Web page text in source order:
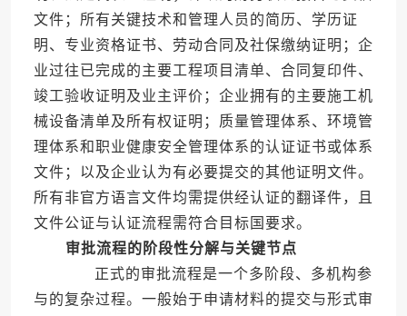
文件；所有关键技术和管理人员的简历、学历证
明、专业资格证书、劳动合同及社保缴纳证明；企
业过往已完成的主要工程项目清单、合同复印件、
竣工验收证明及业主评价；企业拥有的主要施工机
械设备清单及所有权证明；质量管理体系、环境管
理体系和职业健康安全管理体系的认证证书或体系
文件；以及企业认为有必要提交的其他证明文件。
所有非官方语言文件均需提供经认证的翻译件，且
文件公证与认证流程需符合目标国要求。
审批流程的阶段性分解与关键节点
正式的审批流程是一个多阶段、多机构参
与的复杂过程。一般始于申请材料的提交与形式审